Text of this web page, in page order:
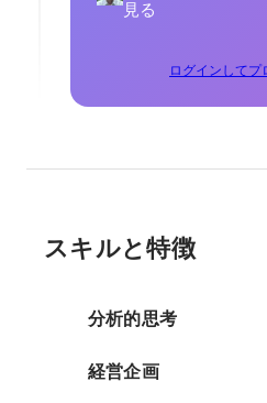
見る
ログインしてプ
スキルと特徴
分析的思考
経営企画